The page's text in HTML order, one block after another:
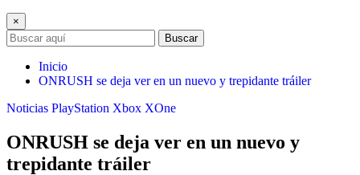
×
Buscar
Inicio
ONRUSH se deja ver en un nuevo y trepidante tráiler
Noticias PlayStation Xbox XOne
ONRUSH se deja ver en un nuevo y
trepidante tráiler